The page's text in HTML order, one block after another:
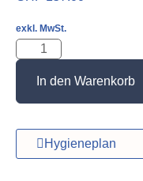
exkl. MwSt.
In den Warenkorb
Hygieneplan